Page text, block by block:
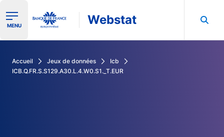
Ouvrir le menu de navigation
MENU Webstat
Accueil Jeux de données
Icb
ICB.Q.FR.S.S129.A30.L.4.W0.S1._T.EUR